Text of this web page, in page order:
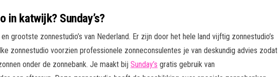
in katwijk? Sunday’s?
grootste zonnestudio’s van Nederland. Er zijn door het hele land vijftig zonnestudio’s
zonnestudio voorzien professionele zonneconsulentes je van deskundig advies zodat
onder de zonnebank. Je maakt bij Sunday’s gratis gebruik van